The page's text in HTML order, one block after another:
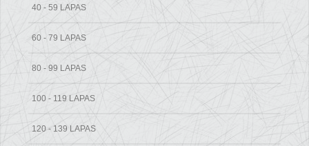
40 - 59 LAPAS
60 - 79 LAPAS
80 - 99 LAPAS
100 - 119 LAPAS
120 - 139 LAPAS